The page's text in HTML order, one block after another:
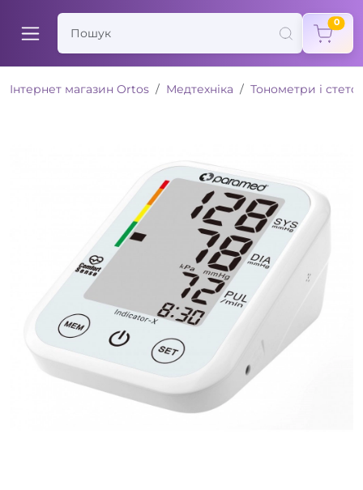
0
Інтернет магазин Ortos Медтехніка Тонометри і